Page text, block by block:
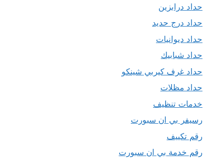
حداد درابزين
حداد درج حديد
حداد ديوانيات
حداد شبابيك
حداد غرف كيربي شينكو
حداد مظلات
خدمات تنظيف
رسيفر بي ان سبورت
رقم تكييف
رقم خدمة بي ان سبورت